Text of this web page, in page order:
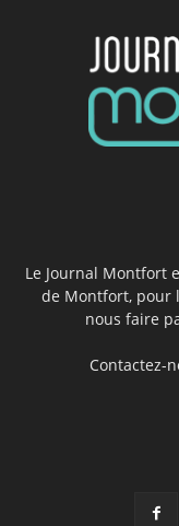
Le Journal Montfort
de Montfort, pour
nous faire
Contactez-